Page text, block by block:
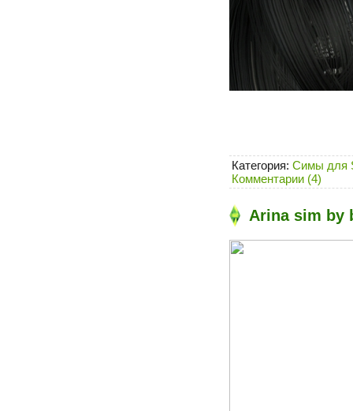
Категория: Симы для
Комментарии (4)
Arina sim by